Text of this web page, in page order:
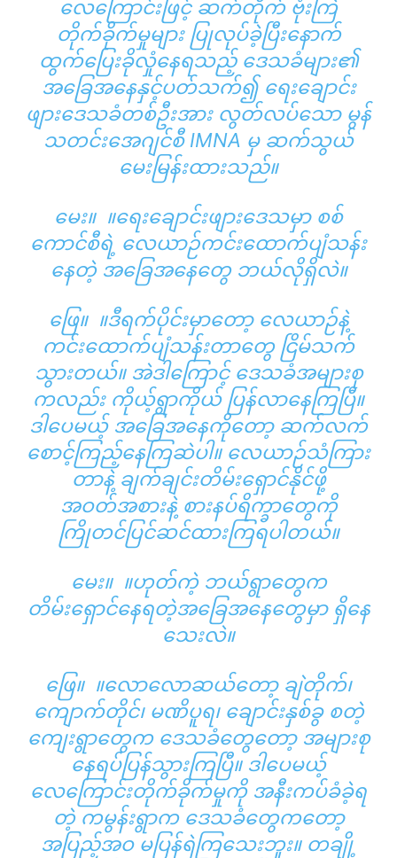
လေကြောင်းဖြင့် ဆက်တိုက် ဗုံးကြဲ
တိုက်ခိုက်မှုများ ပြုလုပ်ခဲ့ပြီးနောက်
ထွက်ပြေးခိုလှုံနေရသည့် ဒေသခံများ၏
အခြေအနေနှင့်ပတ်သက်၍ ရေးချောင်း
ဖျားဒေသခံတစ်ဦးအား လွတ်လပ်သော မွန်
သတင်းအေဂျင်စီ IMNA မှ ဆက်သွယ်
မေးမြန်းထားသည်။
မေး။ ။ရေးချောင်းဖျားဒေသမှာ စစ်
ကောင်စီရဲ့ လေယာဉ်ကင်းထောက်ပျံသန်း
နေတဲ့ အခြေအနေတွေ ဘယ်လိုရှိလဲ။
ဖြေ။ ။ဒီရက်ပိုင်းမှာတော့ လေယာဉ်နဲ့
ကင်းထောက်ပျံသန်းတာတွေ ငြိမ်သက်
သွားတယ်။ အဲဒါကြောင့် ဒေသခံအများစု
ကလည်း ကိုယ့်ရွာကိုယ် ပြန်လာနေကြပြီ။
ဒါပေမယ့် အခြေအနေကိုတော့ ဆက်လက်
စောင့်ကြည့်နေကြဆဲပါ။ လေယာဉ်သံကြား
တာနဲ့ ချက်ချင်းတိမ်းရှောင်နိုင်ဖို့
အဝတ်အစားနဲ့ စားနပ်ရိက္ခာတွေကို
ကြိုတင်ပြင်ဆင်ထားကြရပါတယ်။
မေး။ ။ဟုတ်ကဲ့ ဘယ်ရွာတွေက
တိမ်းရှောင်နေရတဲ့အခြေအနေတွေမှာ ရှိနေ
သေးလဲ။
ဖြေ။ ။လောလောဆယ်တော့ ချဲတိုက်၊
ကျောက်တိုင်၊ မဏိပူရ၊ ချောင်းနှစ်ခွ စတဲ့
ကျေးရွာတွေက ဒေသခံတွေတော့ အများစု
နေရပ်ပြန်သွားကြပြီ။ ဒါပေမယ့်
လေကြောင်းတိုက်ခိုက်မှုကို အနီးကပ်ခံခဲ့ရ
တဲ့ ကမွန်းရွာက ဒေသခံတွေကတော့
အပြည့်အဝ မပြန်ရဲကြသေးဘူး။ တချို့